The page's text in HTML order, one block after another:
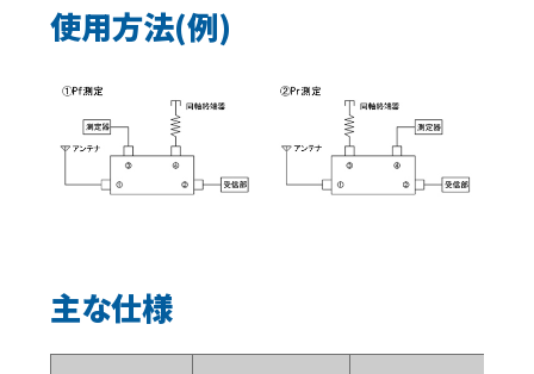
使用方法(例)
主な仕様